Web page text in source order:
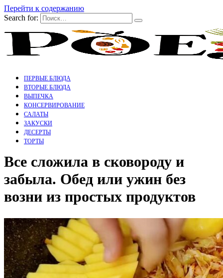
Перейти к содержанию
Search for:
ПЕРВЫЕ БЛЮДА
ВТОРЫЕ БЛЮДА
ВЫПЕЧКА
КОНСЕРВИРОВАНИЕ
САЛАТЫ
ЗАКУСКИ
ДЕСЕРТЫ
ТОРТЫ
Все сложила в сковороду и
забыла. Обед или ужин без
возни из простых продуктов